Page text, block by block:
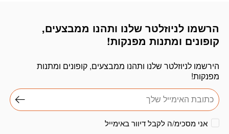
הרשמו לניוזלטר שלנו ותהנו ממבצעים,
קופונים ומתנות מפנקות!
הירשמו לניוזלטר שלנו ותהנו ממבצעים, קופונים ומתנות
מפנקות!
דוא׳׳ל
אני מסכימ/ה לקבל דיוור באימייל